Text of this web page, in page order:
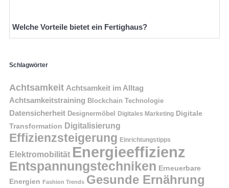
Welche Vorteile bietet ein Fertighaus?
Schlagwörter
Achtsamkeit Achtsamkeit im Alltag
Achtsamkeitstraining Blockchain Technologie
Datensicherheit Designermöbel Digitales Marketing Digitale
Transformation Digitalisierung
Effizienzsteigerung Einrichtungstipps
Elektromobilität Energieeffizienz
Entspannungstechniken Erneuerbare
Energien Fashion Trends Gesunde Ernährung